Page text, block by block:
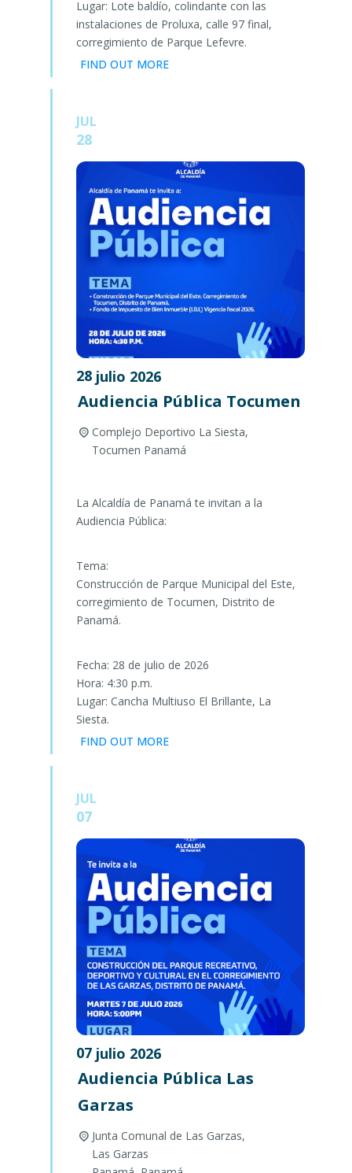
Lugar: Lote baldío, colindante con las
instalaciones de Proluxa, calle 97 final,
corregimiento de Parque Lefevre.
FIND OUT MORE
JUL
28
28 julio 2026
Audiencia Pública Tocumen
Complejo Deportivo La Siesta,
Tocumen Panamá
La Alcaldía de Panamá te invitan a la
Audiencia Pública:
Tema:
Construcción de Parque Municipal del Este,
corregimiento de Tocumen, Distrito de
Panamá.
Fecha: 28 de julio de 2026
Hora: 4:30 p.m.
Lugar: Cancha Multiuso El Brillante, La
Siesta.
FIND OUT MORE
JUL
07
07 julio 2026
Audiencia Pública Las
Garzas
Junta Comunal de Las Garzas,
Las Garzas